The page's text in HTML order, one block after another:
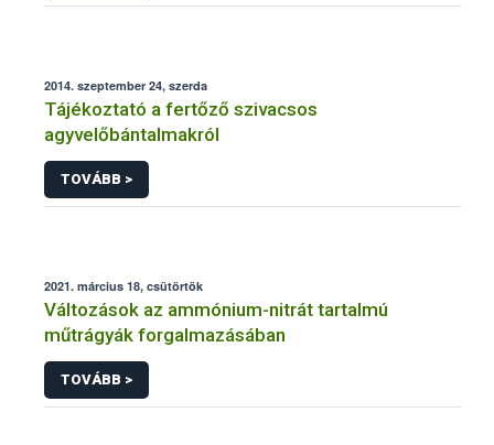
2014. szeptember 24, szerda
Tájékoztató a fertőző szivacsos
agyvelőbántalmakról
TOVÁBB >
2021. március 18, csütörtök
Változások az ammónium-nitrát tartalmú
műtrágyák forgalmazásában
TOVÁBB >